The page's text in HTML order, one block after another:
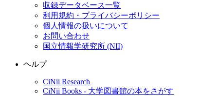
収録データベース一覧
利用規約・プライバシーポリシー
個人情報の扱いについて
お問い合わせ
国立情報学研究所 (NII)
ヘルプ
CiNii Research
CiNii Books - 大学図書館の本をさがす